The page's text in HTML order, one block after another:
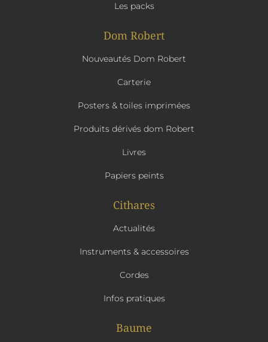
Les packs
Dom Robert
Nouveautés Dom Robert
Carterie
Posters & toiles imprimées
Produits dérivés dom Robert
Livres
Papiers peints
Cithares
Actualités
Instruments & accessoires
Cordes
Infos pratiques
Baume